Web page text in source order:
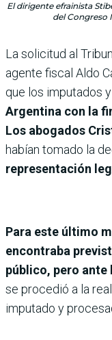
El dirigente efrainista
del Congreso
La solicitud al
agente fiscal Aldo
que los imputados
Argentina con la
Los abogados
habían tomado la
representación
Para este último
encontraba
público, pero ante
se procedió a la
imputado y